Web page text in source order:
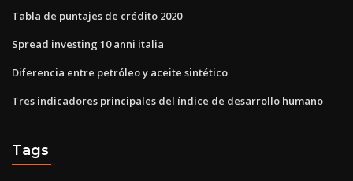
Tabla de puntajes de crédito 2020
Spread investing 10 anni italia
Diferencia entre petróleo y aceite sintético
Tres indicadores principales del índice de desarrollo humano
Tags